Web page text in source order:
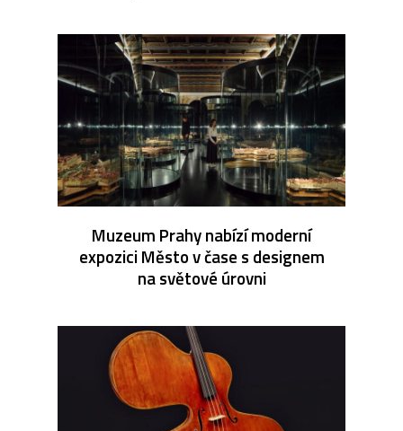
Muzeum Prahy nabízí moderní
expozici Město v čase s designem
na světové úrovni